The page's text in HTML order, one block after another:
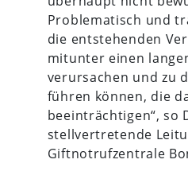
Problematisch und
die entstehenden
mitunter einen
verursachen und zu
führen können, die
beeinträchtigen“, so
stellvertretende
Giftnotrufzentrale